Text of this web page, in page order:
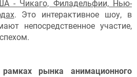
- Чикаго, Филадельфии, Нью-
. Это интерактивное шоу, в
непосредственное участие,
рынка анимационного